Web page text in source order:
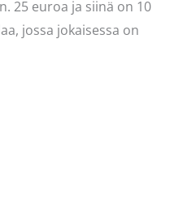
25 euroa ja siinä on 10
jossa jokaisessa on